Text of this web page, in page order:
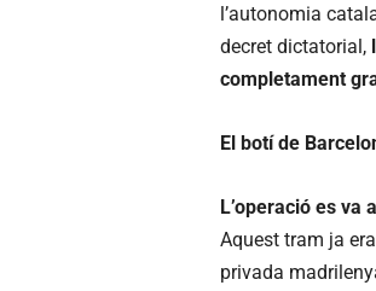
l’autonomia
decret dictatorial,
completament
El botí de
L’operació es va
Aquest tram ja
privada